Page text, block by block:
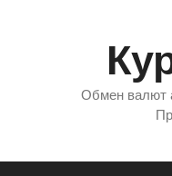
Обмен валют